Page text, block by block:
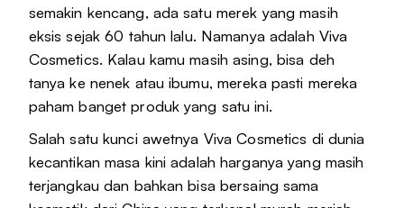
semakin kencang, ada satu merek yang masih
eksis sejak 60 tahun lalu. Namanya adalah Viva
Cosmetics. Kalau kamu masih asing, bisa deh
tanya ke nenek atau ibumu, mereka pasti mereka
paham banget produk yang satu ini.
Salah satu kunci awetnya Viva Cosmetics di dunia
kecantikan masa kini adalah harganya yang masih
terjangkau dan bahkan bisa bersaing sama